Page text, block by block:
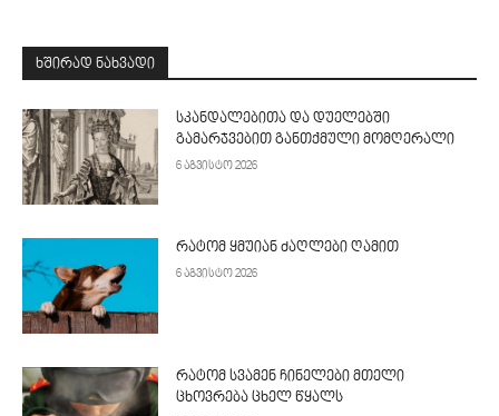
ᲮᲨᲘᲠᲐᲓ ᲜᲐᲮᲕᲐᲓᲘ
სკანდალებითა და დუელებში
გამარჯვებით განთქმული მომღერალი
6 აგვისტო 2026
რატომ ყმუიან ძაღლები ღამით
6 აგვისტო 2026
რატომ სვამენ ჩინელები მთელი
ცხოვრება ცხელ წყალს